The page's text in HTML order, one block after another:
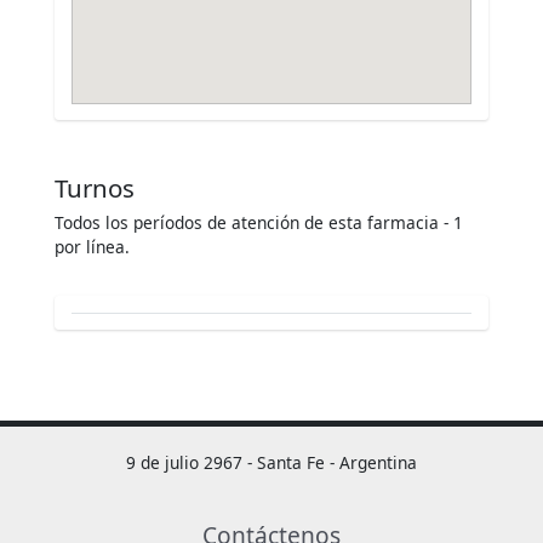
Turnos
Todos los períodos de atención de esta farmacia - 1
por línea.
9 de julio 2967 - Santa Fe - Argentina
Contáctenos